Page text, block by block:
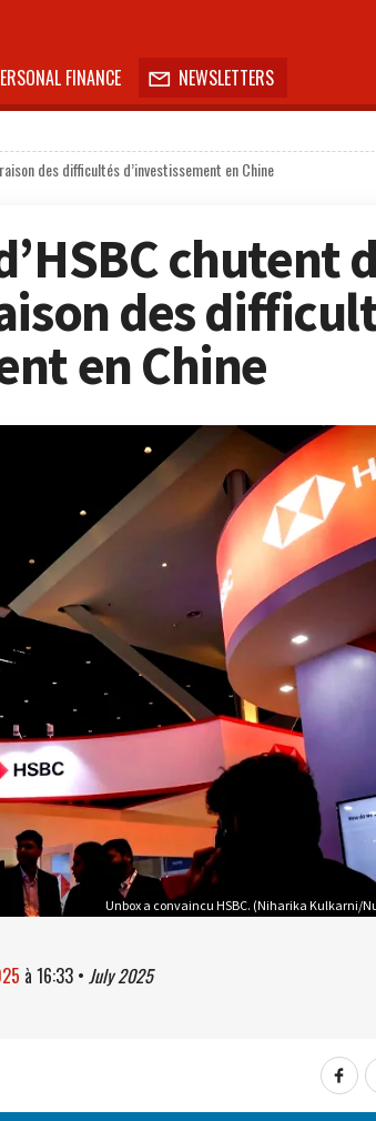
FINANCE  NEWSLETTERS
des difficultés d’investissement en Chine
chutent
des
en Chine
Unbox a convaincu HSBC. (Niharika Kulkarni/
à 16:33 • July 2025